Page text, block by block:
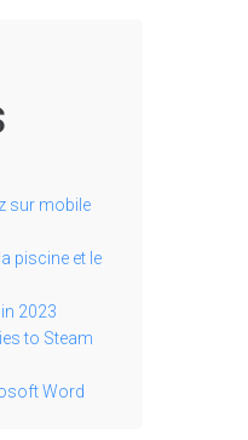
sur mobile
piscine et le
2023
to Steam
Word